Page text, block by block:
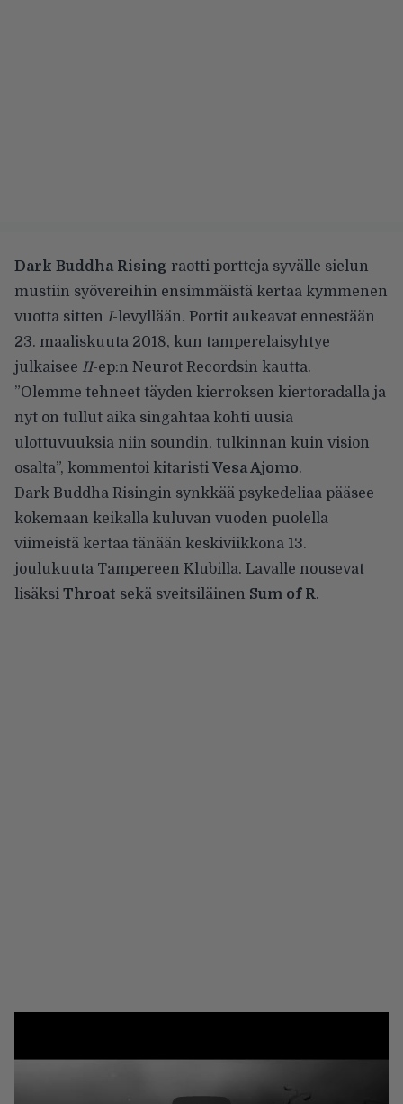
Dark Buddha Rising raotti portteja syvälle sielun
mustiin syövereihin ensimmäistä kertaa kymmenen
vuotta sitten I-levyllään. Portit aukeavat ennestään
23. maaliskuuta 2018, kun tamperelaisyhtye
julkaisee II-ep:n Neurot Recordsin kautta.
”Olemme tehneet täyden kierroksen kiertoradalla ja
nyt on tullut aika singahtaa kohti uusia
ulottuvuuksia niin soundin, tulkinnan kuin vision
osalta”, kommentoi kitaristi Vesa Ajomo.
Dark Buddha Risingin synkkää psykedeliaa pääsee
kokemaan keikalla kuluvan vuoden puolella
viimeistä kertaa tänään keskiviikkona 13.
joulukuuta Tampereen Klubilla. Lavalle nousevat
lisäksi Throat sekä sveitsiläinen Sum of R.